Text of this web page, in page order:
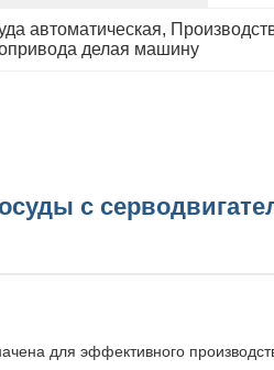
автоматическая,
делая машину
с
для эффективного